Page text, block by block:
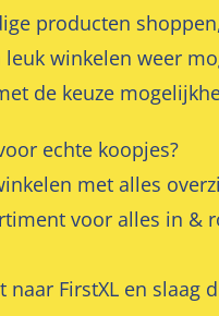
producten
leuk winkelen weer
de keuze
echte koopjes?
met alles
voor alles in &
naar FirstXL en slaag